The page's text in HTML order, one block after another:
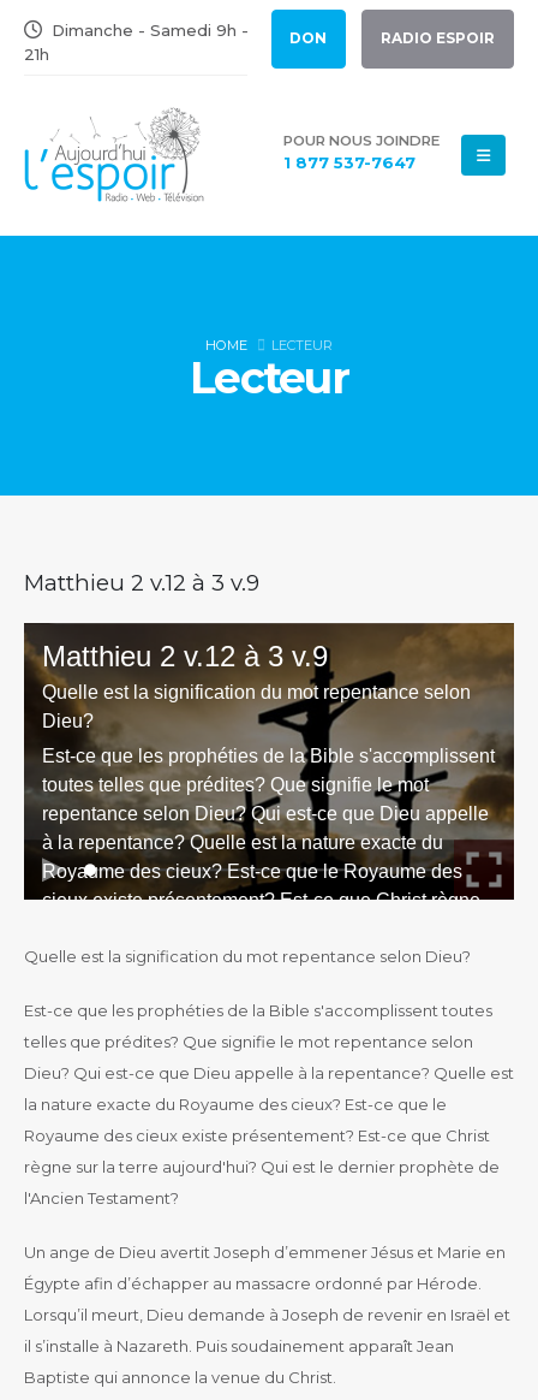
Dimanche - Samedi 9h -
21h
DON RADIO ESPOIR
POUR NOUS JOINDRE
1 877 537-7647
HOME LECTEUR
Lecteur
Matthieu 2 v.12 à 3 v.9
Quelle est la signification du mot repentance selon Dieu?
Est-ce que les prophéties de la Bible s'accomplissent toutes
telles que prédites? Que signifie le mot repentance selon
Dieu? Qui est-ce que Dieu appelle à la repentance? Quelle est
la nature exacte du Royaume des cieux? Est-ce que le
Royaume des cieux existe présentement? Est-ce que Christ
règne sur la terre aujourd'hui? Qui est le dernier prophète de
l'Ancien Testament?
Un ange de Dieu avertit Joseph d’emmener Jésus et Marie en
Égypte afin d’échapper au massacre ordonné par Hérode.
Lorsqu’il meurt, Dieu demande à Joseph de revenir en Israël et
il s’installe à Nazareth. Puis soudainement apparaît Jean
Baptiste qui annonce la venue du Christ.